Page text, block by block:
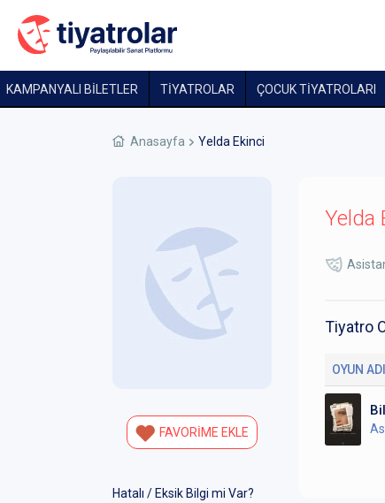
KAMPANYALI BİLETLER TİYATROLAR ÇOCUK TIYATROLARI
Anasayfa Yelda Ekinci
FAVORİME EKLE
Hatalı / Eksik Bilgi mi Var?
Yelda
Tiyatro
OYUN ADI